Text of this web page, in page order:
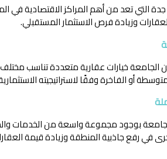
التي تعد من أهم المراكز الاقتصادية في
وزيادة فرص الاستثمار المستقبلي.
خيارات عقارية متعددة تناسب مختلف
أو الفاخرة وفقًا لاستراتيجيته
بوجود مجموعة واسعة من الخدمات
في رفع جاذبية المنطقة وزيادة قيمة